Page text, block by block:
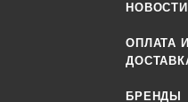
НОВОСТИ
ОПЛАТА И
БРЕНДЫ